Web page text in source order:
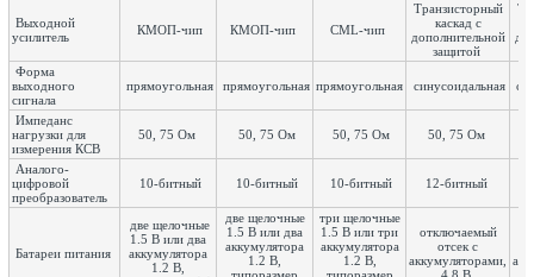
Выходной
усилитель
КМОП-чип КМОП-чип CML-чип
Транзисторный
каскад с
дополнительной
защитой
Форма
выходного
сигнала
прямоугольная прямоугольная прямоугольная синусоидальная
Импеданс
нагрузки для
измерения КСВ
50, 75 Ом 50, 75 Ом 50, 75 Ом 50, 75 Ом
Аналого-
цифровой
преобразователь
10-битный 10-битный 10-битный 12-битный
Батареи питания
две щелочные
1.5 В или два
аккумулятора
1.2 В,
две щелочные
1.5 В или два
аккумулятора
1.2 В,
три щелочные
1.5 В или три
аккумулятора
1.2 В,
отключаемый
отсек с
аккумуляторами,